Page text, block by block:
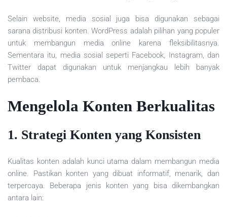
Selain website, media sosial juga bisa digunakan sebagai
sarana distribusi konten. WordPress adalah pilihan yang populer
untuk membangun media online karena fleksibilitasnya.
Sementara itu, media sosial seperti Facebook, Instagram, dan
Twitter dapat digunakan untuk menjangkau lebih banyak
pembaca.
Mengelola Konten Berkualitas
1. Strategi Konten yang Konsisten
Kualitas konten adalah kunci utama dalam membangun media
online. Pastikan konten yang dibuat informatif, menarik, dan
terpercaya. Beberapa jenis konten yang bisa dikembangkan
antara lain: